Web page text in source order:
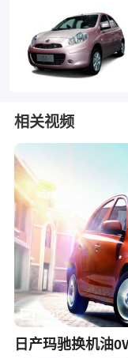
相关视频
5897
日产玛驰换机油